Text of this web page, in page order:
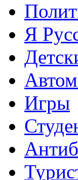
Я
Игры